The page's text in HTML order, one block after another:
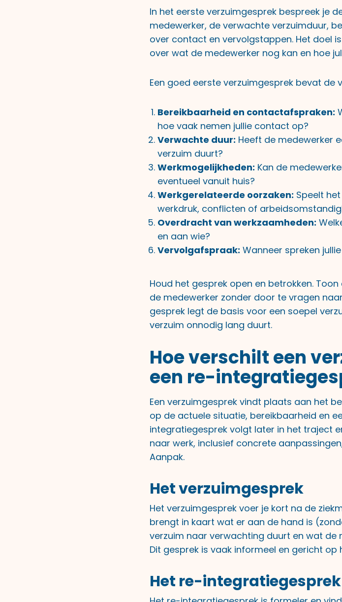
In het eerste verzuimgesprek bespreek je
medewerker, de verwachte verzuimduur,
over contact en vervolgstappen. Het doel
over wat de medewerker nog kan en hoe
Een goed eerste verzuimgesprek bevat de
Bereikbaarheid en contactafspraken:
hoe vaak nemen jullie contact op?
Verwachte duur: Heeft de medewerker
verzuim duurt?
Werkmogelijkheden: Kan de
eventueel vanuit huis?
Werkgerelateerde oorzaken: Speelt
werkdruk, conflicten of
Overdracht van werkzaamheden:
en aan wie?
Vervolgafspraak: Wanneer spreken
Houd het gesprek open en betrokken.
de medewerker zonder door te vragen
gesprek legt de basis voor een soepel
verzuim onnodig lang duurt.
Hoe verschilt een
een re-
Een verzuimgesprek vindt plaats aan het
op de actuele situatie, bereikbaarheid en
integratiegesprek volgt later in het traject
naar werk, inclusief concrete
Aanpak.
Het verzuimgesprek
Het verzuimgesprek voer je kort na de
brengt in kaart wat er aan de hand is
verzuim naar verwachting duurt en wat de
Dit gesprek is vaak informeel en gericht
Het re-integratiegesprek